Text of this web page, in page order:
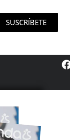
SUSCRÍBETE